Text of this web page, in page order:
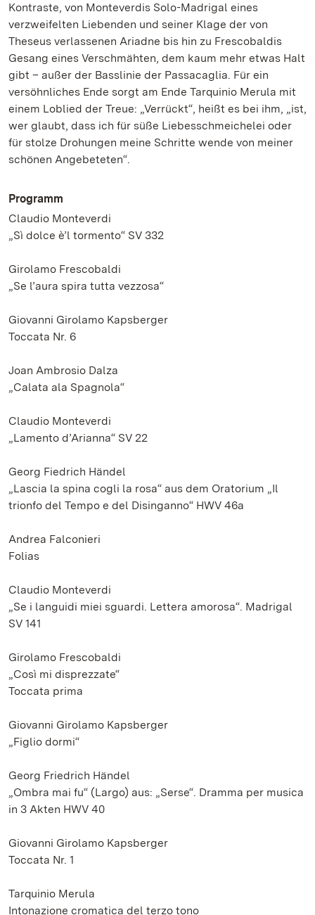
Kontraste, von Monteverdis Solo-Madrigal eines
verzweifelten Liebenden und seiner Klage der von
Theseus verlassenen Ariadne bis hin zu Frescobaldis
Gesang eines Verschmähten, dem kaum mehr etwas Halt
gibt – außer der Basslinie der Passacaglia. Für ein
versöhnliches Ende sorgt am Ende Tarquinio Merula mit
einem Loblied der Treue: „Verrückt“, heißt es bei ihm, „ist,
wer glaubt, dass ich für süße Liebesschmeichelei oder
für stolze Drohungen meine Schritte wende von meiner
schönen Angebeteten“.
Programm
Claudio Monteverdi
„Sì dolce è’l tormento“ SV 332
Girolamo Frescobaldi
„Se l’aura spira tutta vezzosa“
Giovanni Girolamo Kapsberger
Toccata Nr. 6
Joan Ambrosio Dalza
„Calata ala Spagnola“
Claudio Monteverdi
„Lamento d’Arianna“ SV 22
Georg Fiedrich Händel
„Lascia la spina cogli la rosa“ aus dem Oratorium „Il
trionfo del Tempo e del Disinganno“ HWV 46a
Andrea Falconieri
Folias
Claudio Monteverdi
„Se i languidi miei sguardi. Lettera amorosa“. Madrigal
SV 141
Girolamo Frescobaldi
„Così mi disprezzate“
Toccata prima
Giovanni Girolamo Kapsberger
„Figlio dormi“
Georg Friedrich Händel
„Ombra mai fu“ (Largo) aus: „Serse“. Dramma per musica
in 3 Akten HWV 40
Giovanni Girolamo Kapsberger
Toccata Nr. 1
Tarquinio Merula
Intonazione cromatica del terzo tono